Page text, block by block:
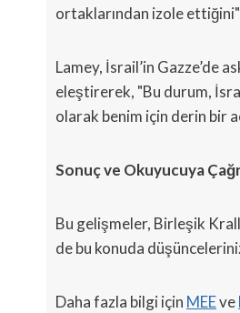
ortaklarından izole
Lamey, İsrail’in Gazze’de
eleştirerek, "Bu durum,
olarak benim için derin bir
Sonuç ve Okuyucuya
Bu gelişmeler, Birleşik
de bu konuda
Daha fazla bilgi için MEEve